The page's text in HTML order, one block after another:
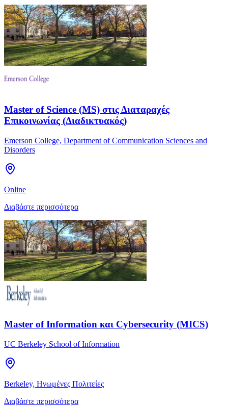
Master of Science (MS) στις Διαταραχές
Επικοινωνίας (Διαδικτυακός)
Emerson College, Department of Communication Sciences and
Disorders
Online
Διαβάστε περισσότερα
Master of Information και Cybersecurity (MICS)
UC Berkeley School of Information
Berkeley, Ηνωμένες Πολιτείες
Διαβάστε περισσότερα